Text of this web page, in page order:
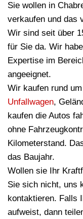
Sie wollen in
verkaufen und das
Wir sind seit über
für Sie da. Wir
Expertise im
angeeignet.
Wir kaufen rund
Unfallwagen,
kaufen die Autos
ohne
Kilometerstand.
das Baujahr.
Wollen sie Ihr
Sie sich nicht, uns
kontaktieren. Falls
aufweist, dann